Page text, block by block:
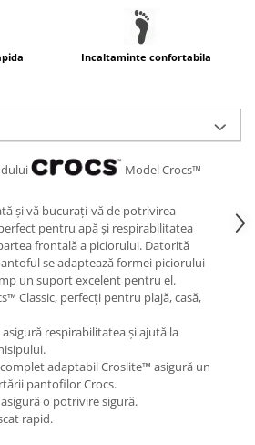
Incaltaminte confortabila
Model Crocs™
și vă bucurați-vă de potrivirea
pentru apă și respirabilitatea
frontală a piciorului. Datorită
se adaptează formei piciorului
un suport excelent pentru el.
Classic, perfecți pentru plajă, casă,
respirabilitatea și ajută la
adaptabil Croslite™ asigură un
pantofilor Crocs.
o potrivire sigură.
rapid.